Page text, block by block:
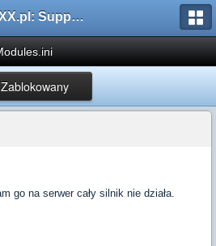
AMXX.pl: Support AMX Mod X i SourceMod
Zablokowany
go na serwer cały silnik nie działa.